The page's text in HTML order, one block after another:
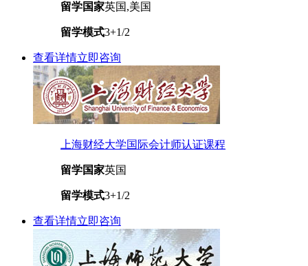
留学国家英国,美国
留学模式3+1/2
查看详情立即咨询
上海财经大学国际会计师认证课程
留学国家英国
留学模式3+1/2
查看详情立即咨询